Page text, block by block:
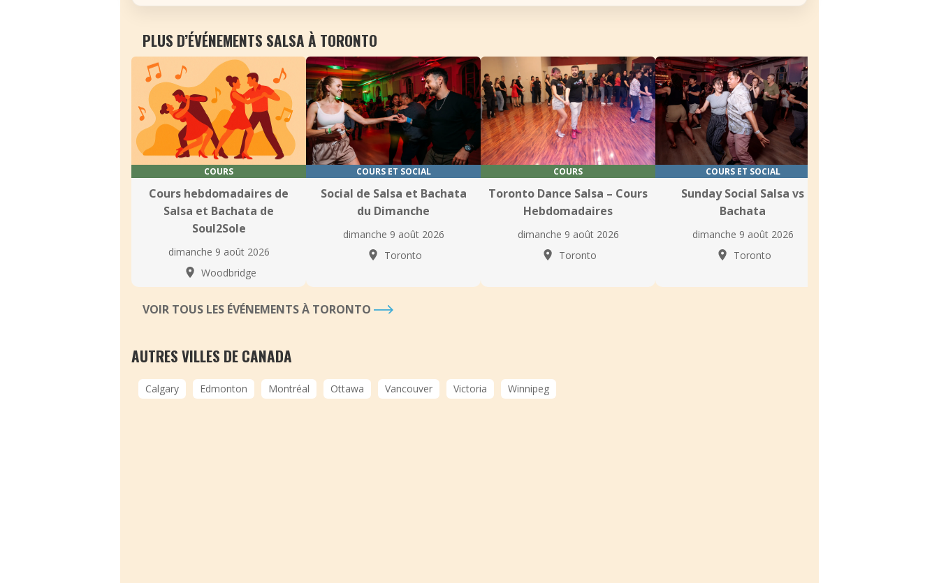
PLUS D’ÉVÉNEMENTS SALSA À TORONTO
COURS
Cours hebdomadaires de
Salsa et Bachata de
Soul2Sole
dimanche 9 août 2026
Woodbridge
COURS ET SOCIAL
Social de Salsa et Bachata
du Dimanche
dimanche 9 août 2026
Toronto
COURS
Toronto Dance Salsa – Cours
Hebdomadaires
dimanche 9 août 2026
Toronto
COURS ET SOCIAL
Sunday Social Salsa vs
Bachata
dimanche 9 août 2026
Toronto
VOIR TOUS LES ÉVÉNEMENTS À TORONTO
AUTRES VILLES DE CANADA
Calgary Edmonton Montréal Ottawa Vancouver Victoria Winnipeg